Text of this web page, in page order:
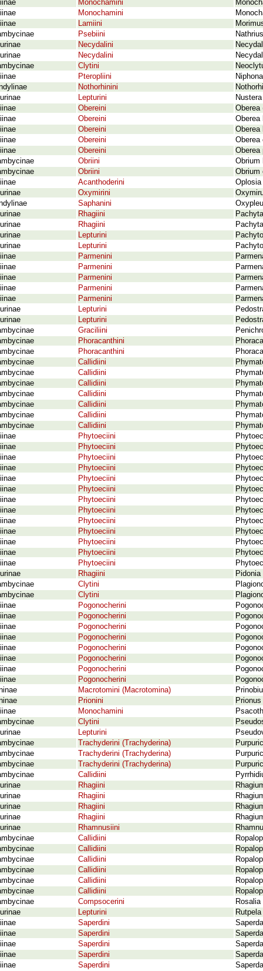
Monochamini
Monochamini
Lamiini
Psebiini
Necydalini
Necydalini
Clytini
Pteropliini
Nothorhinini
Lepturini
Obereini
Oberea
Obereini
Oberea
Obereini
Oberea
Obereini
Oberea
Obereini
Oberea
Obriini
Obrium
Obriini
Obrium
Acanthoderini
Oplosia
Oxymirini
Saphanini
Rhagiini
Rhagiini
Lepturini
Lepturini
Parmenini
Parmenini
Parmenini
Parmenini
Parmenini
Lepturini
Lepturini
Graciliini
Phoracanthini
Phoracanthini
Callidiini
Callidiini
Callidiini
Callidiini
Callidiini
Callidiini
Callidiini
Phytoeciini
Phytoeciini
Phytoeciini
Phytoeciini
Phytoeciini
Phytoeciini
Phytoeciini
Phytoeciini
Phytoeciini
Phytoeciini
Phytoeciini
Phytoeciini
Phytoeciini
Rhagiini
Clytini
Clytini
Pogonocherini
Pogonocherini
Pogonocherini
Pogonocherini
Pogonocherini
Pogonocherini
Pogonocherini
Pogonocherini
Macrotomini (Macrotomina)
Prionini
Monochamini
Clytini
Lepturini
Trachyderini (Trachyderina)
Trachyderini (Trachyderina)
Trachyderini (Trachyderina)
Callidiini
Rhagiini
Rhagiini
Rhagiini
Rhagiini
Rhamnusiini
Callidiini
Callidiini
Callidiini
Callidiini
Callidiini
Callidiini
Compsocerini
Lepturini
Saperdini
Saperdini
Saperdini
Saperdini
Saperdini